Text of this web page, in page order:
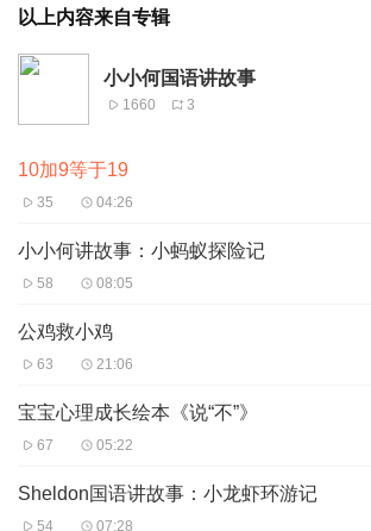
以上内容来自专辑
小小何国语讲故事
1660 3
10加9等于19
35 04:26
小小何讲故事：小蚂蚁探险记
58 08:05
公鸡救小鸡
63 21:06
宝宝心理成长绘本《说“不”》
67 05:22
Sheldon国语讲故事：小龙虾环游记
54 07:28